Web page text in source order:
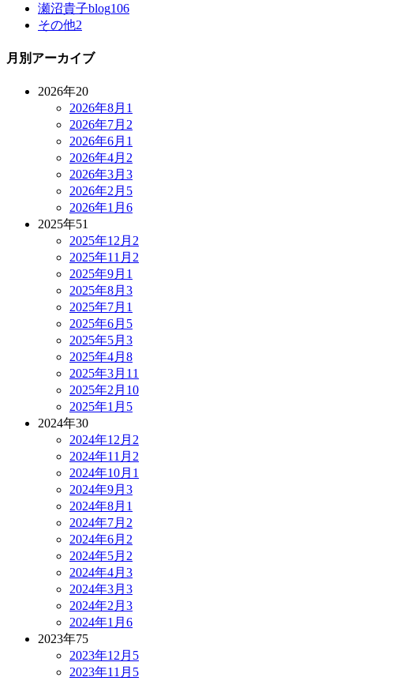
瀬沼貴子blog106
その他2
月別アーカイブ
2026年20
2026年8月 1
2026年7月 2
2026年6月 1
2026年4月 2
2026年3月 3
2026年2月 5
2026年1月 6
2025年51
2025年12月 2
2025年11月 2
2025年9月 1
2025年8月 3
2025年7月 1
2025年6月 5
2025年5月 3
2025年4月 8
2025年3月 11
2025年2月 10
2025年1月 5
2024年30
2024年12月 2
2024年11月 2
2024年10月 1
2024年9月 3
2024年8月 1
2024年7月 2
2024年6月 2
2024年5月 2
2024年4月 3
2024年3月 3
2024年2月 3
2024年1月 6
2023年75
2023年12月 5
2023年11月 5